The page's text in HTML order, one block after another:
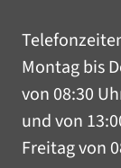
Montag bis
von 08:30
und von
Freitag von